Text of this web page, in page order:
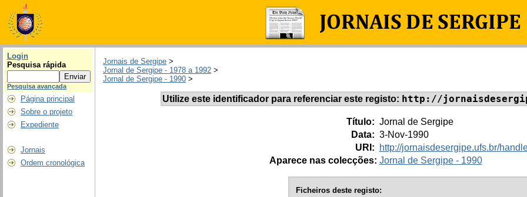
Login
Pesquisa rápida
Pesquisa avançada
Página principal
Sobre o projeto
Expediente
Jornais
Ordem cronológica
Jornais de Sergipe >
Jornal de Sergipe - 1978 a 1992 >
Jornal de Sergipe - 1990 >
Utilize este identificador para referenciar este registo: http://
Título: Jornal de Sergipe
Data: 3-Nov-1990
URI:
http://jornaisdesergipe.ufs.br/
Aparece nas colecções: Jornal de Sergipe - 1990
Ficheiros deste registo: